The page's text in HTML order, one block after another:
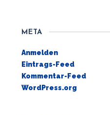
META
Anmelden
Eintrags-Feed
Kommentar-Feed
WordPress.org